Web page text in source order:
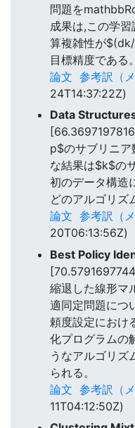
問題を
成果は,この学
算複雑性が
目標精度である。
論文 参考訳（
24T14:37:22Z)
Data
p$のサブリニ
な結果は$k$の
初のデータ構造
どのアルゴリズ
論文 参考訳（
20T06:13:56Z)
Best Policy
縮退した線形マ
適同定問題につ
頼度設定におけ
化プログラムの
うなアルゴリズ
られる。
論文 参考訳（
11T04:12:50Z)